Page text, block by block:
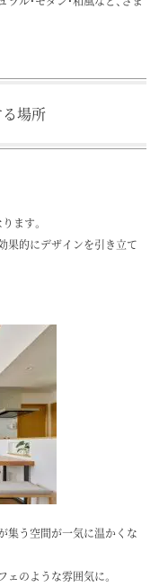
場所
ます。
果的にデザインを引き立て
集う空間が一気に温かくな
ェのような雰囲気に。